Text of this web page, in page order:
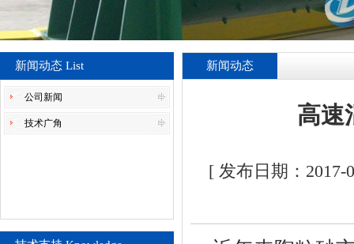
新闻动态 List
公司新闻
技术广角
新闻动态
高速
[ 发布日期：2017-